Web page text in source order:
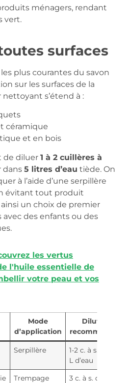
ménagers, rendant
vert.
surfaces
plus courantes du savon
sur les surfaces de la
s’étend à :
céramique
et en bois
de diluer 1 à 2 cuillères à
dans 5 litres d’eau tiède. On
à l’aide d’une serpillère
évitant tout produit
un choix de premier
avec des enfants ou des
les vertus
l'huile essentielle de
votre peau et vos
Mode
d’application
Dilution
recommandée
Serpillère
1-2 c. à s. pour 5
L d’eau
Trempage
3 c. à s. dans un